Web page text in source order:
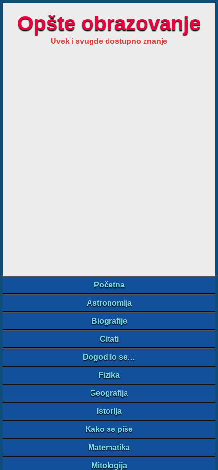
Opšte obrazovanje
Uvek i svugde dostupno znanje
Početna
Astronomija
Biografije
Citati
Dogodilo se…
Fizika
Geografija
Istorija
Kako se piše
Matematika
Mitologija